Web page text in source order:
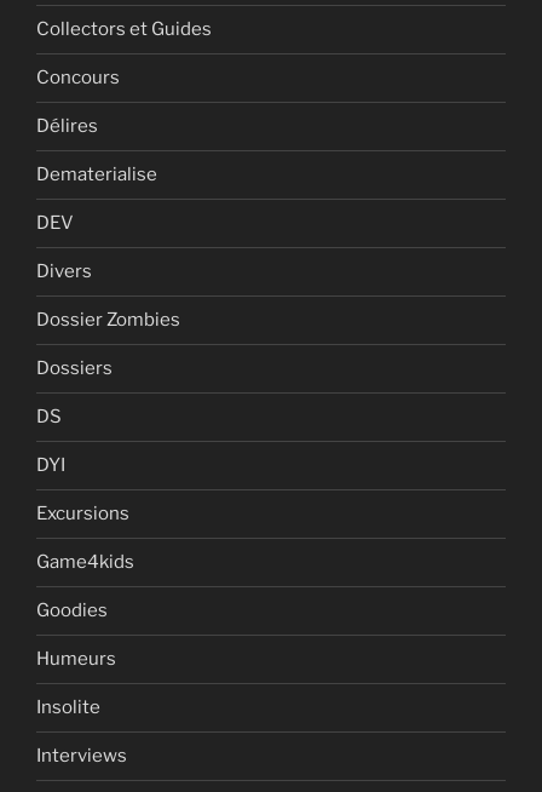
Collectors et Guides
Concours
Délires
Dematerialise
DEV
Divers
Dossier Zombies
Dossiers
DS
DYI
Excursions
Game4kids
Goodies
Humeurs
Insolite
Interviews